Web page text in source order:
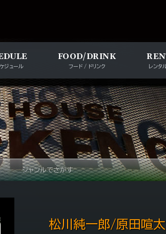
ジュール
FOOD/DRINK
フード / ドリンク レンタ
ジャンルでさがす
松川純一郎/原田喧